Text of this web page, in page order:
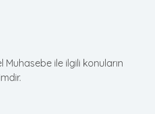
Muhasebe ile ilgili konuların